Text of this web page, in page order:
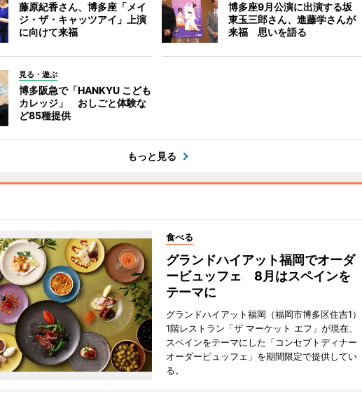
藤原紀香さん、博多座「メイ
ジ・ザ・キャッツアイ」上演
に向けて来福
博多座9月公演に出演する坂
東玉三郎さん、進藤学さんが
来福 思いを語る
見る・遊ぶ
博多阪急で「HANKYU こども
カレッジ」 おしごと体験な
ど85種提供
もっと見る
食べる
グランドハイアット福岡でオーダ
ービュッフェ 8月はスペインを
テーマに
グランドハイアット福岡（福岡市博多区住吉1）
1階レストラン「ザ マーケット エフ」が現在、
スペインをテーマにした「コンセプトディナー
オーダービュッフェ」を期間限定で提供してい
る。